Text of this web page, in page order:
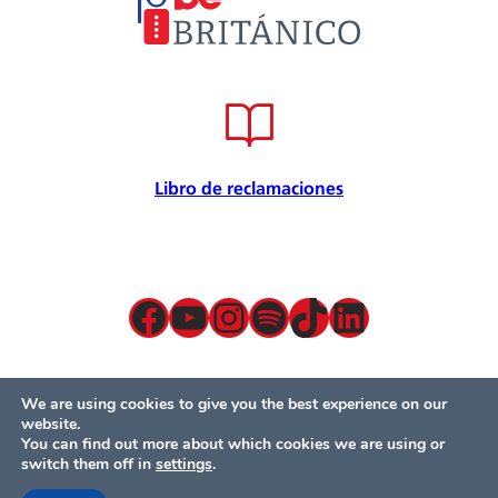
Embajador cultural
Seguridad de la información
Responsabilidad Social
Política de privacidad de datos
Términos y condiciones
Libro de reclamaciones
Facebook YouTube InstagramSpotify TikTok LinkedIn
© Británico 2024 – Todos los derechos reservados
We are using cookies to give you the best experience on our
website.
You can find out more about which cookies we are using or
switch them off in settings.